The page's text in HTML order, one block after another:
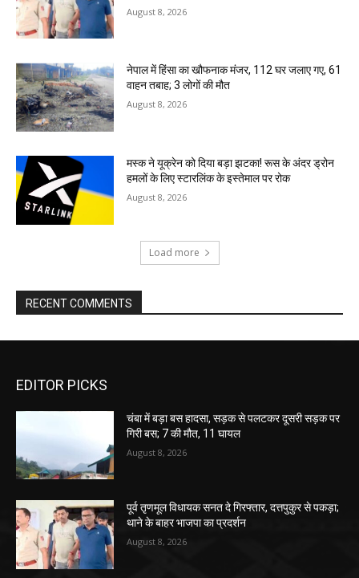
August 8, 2026
नेपाल में हिंसा का खौफनाक मंजर, 112 घर जलाए गए, 61
वाहन तबाह; 3 लोगों की मौत
August 8, 2026
मस्क ने यूक्रेन को दिया बड़ा झटका! रूस के अंदर ड्रोन
हमलों के लिए स्टारलिंक के इस्तेमाल पर रोक
August 8, 2026
Load more
RECENT COMMENTS
EDITOR PICKS
चंबा में बड़ा बस हादसा, सड़क से पलटकर दूसरी सड़क पर
गिरी बस; 7 की मौत, 11 घायल
August 8, 2026
पूर्व तृणमूल विधायक सनत दे गिरफ्तार, दत्तपुकुर से पकड़ा;
थाने के बाहर भाजपा का प्रदर्शन
August 8, 2026